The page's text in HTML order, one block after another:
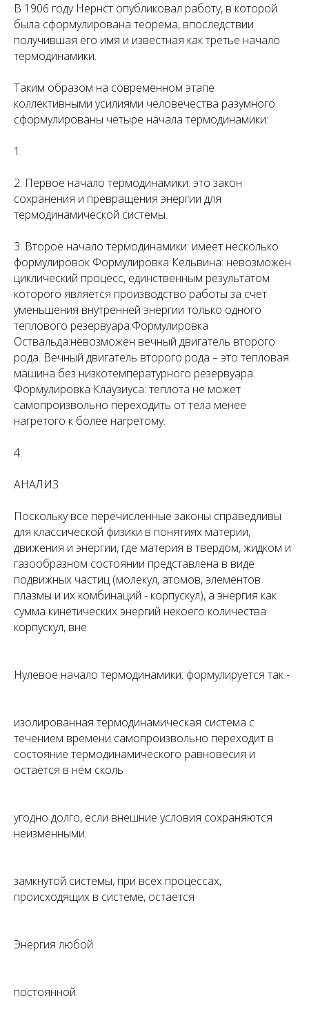
В 1906 году Нернст опубликовал работу, в которой
была сформулирована теорема, впоследствии
получившая его имя и известная как третье начало
термодинамики.
Таким образом на современном этапе
коллективными усилиями человечества разумного
сформулированы четыре начала термодинамики:
1.
2. Первое начало термодинамики: это закон
сохранения и превращения энергии для
термодинамической системы.
3. Второе начало термодинамики: имеет несколько
формулировок Формулировка Кельвина: невозможен
циклический процесс, единственным результатом
которого является производство работы за счет
уменьшения внутренней энергии только одного
теплового резервуара.Формулировка
Оствальда:невозможен вечный двигатель второго
рода. Вечный двигатель второго рода – это тепловая
машина без низкотемпературного резервуара.
Формулировка Клаузиуса: теплота не может
самопроизвольно переходить от тела менее
нагретого к более нагретому.
4.
АНАЛИЗ
Поскольку все перечисленные законы справедливы
для классической физики в понятиях материи,
движения и энергии, где материя в твердом, жидком и
газообразном состоянии представлена в виде
подвижных частиц (молекул, атомов, элементов
плазмы и их комбинаций - корпускул), а энергия как
сумма кинетических энергий некоего количества
корпускул, вне
Нулевое начало термодинамики: формулируется так -
изолированная термодинамическая система с
течением времени самопроизвольно переходит в
состояние термодинамического равновесия и
остаётся в нём сколь
угодно долго, если внешние условия сохраняются
неизменными.
замкнутой системы, при всех процессах,
происходящих в системе, остаётся
Энергия любой
постоянной.